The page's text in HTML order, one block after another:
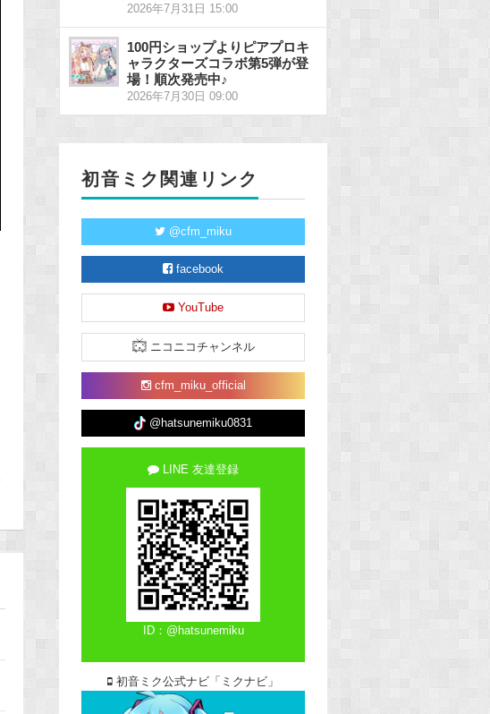
2026年7月31日 15:00
100円ショップよりピアプロキ
ャラクターズコラボ第5弾が登
場！順次発売中♪
2026年7月30日 09:00
初音ミク関連リンク
@cfm_miku
facebook
YouTube
ニコニコチャンネル
cfm_miku_official
@hatsunemiku0831
LINE 友達登録
ID：@hatsunemiku
初音ミク公式ナビ「ミクナビ」